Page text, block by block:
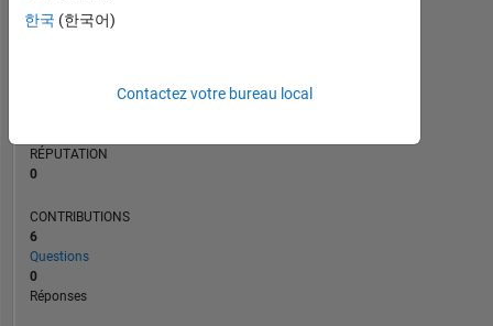
RANG
79
RÉPUTATION
0
CONTRIBUTIONS
6
Questions
0
Réponses
한국 (한국어)
Contactez votre bureau local